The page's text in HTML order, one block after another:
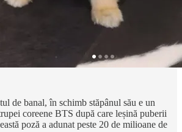
de banal, în schimb stăpânul său e un
coreene BTS după care leșină puberii
poză a adunat peste 20 de milioane de